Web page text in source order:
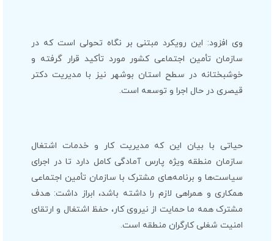
وی افزود: این رویکرد مبتنی بر نگاه تحولی است که در
سازمان تأمین اجتماعی کشور مورد تأکید قرار گرفته و
خوشبختانه در سطح استان بوشهر نیز با مدیریت دکتر
قیصری در حال اجرا و توسعه است.
حیاتی با بیان این که مدیریت کار و خدمات اشتغال
سازمان منطقه ویژه پارس آمادگی کامل دارد تا در اجرای
سیاست‌ها و برنامه‌های مشترک با سازمان تأمین اجتماعی
همکاری و همراهی لازم را داشته باشد، ابراز داشت: هدف
مشترک همه ما حمایت از نیروی کار، حفظ اشتغال و ارتقای
امنیت شغلی کارگران منطقه است.